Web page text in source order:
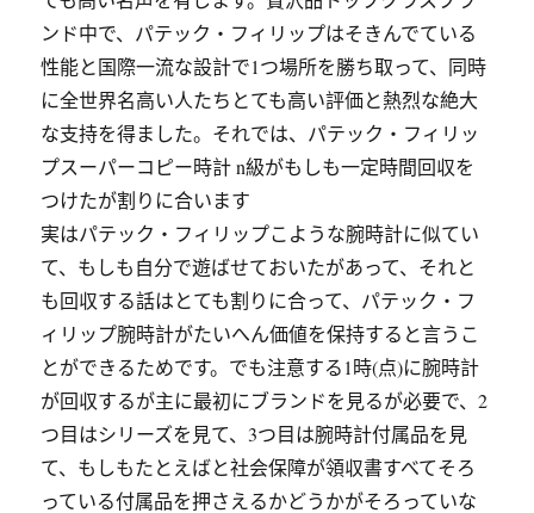
ンド中で、パテック・フィリップはそきんでている
性能と国際一流な設計で1つ場所を勝ち取って、同時
に全世界名高い人たちとても高い評価と熱烈な絶大
な支持を得ました。それでは、パテック・フィリッ
プスーパーコピー時計 n級がもしも一定時間回収を
つけたが割りに合います
実はパテック・フィリップこような腕時計に似てい
て、もしも自分で遊ばせておいたがあって、それと
も回収する話はとても割りに合って、パテック・フ
ィリップ腕時計がたいへん価値を保持すると言うこ
とができるためです。でも注意する1時(点)に腕時計
が回収するが主に最初にブランドを見るが必要で、2
つ目はシリーズを見て、3つ目は腕時計付属品を見
て、もしもたとえばと社会保障が領収書すべてそろ
っている付属品を押さえるかどうかがそろっていな